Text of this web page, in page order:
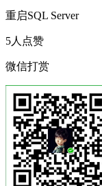
重启SQL Server
5人点赞
微信打赏